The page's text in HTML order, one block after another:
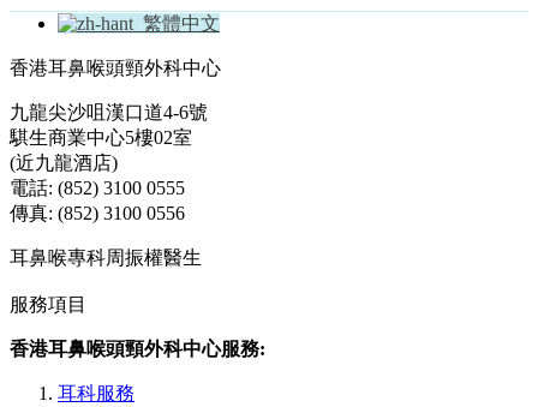
繁體中文
香港耳鼻喉頭頸外科中心
九龍尖沙咀漢口道4-6號
騏生商業中心5樓02室
(近九龍酒店)
電話: (852) 3100 0555
傳真: (852) 3100 0556
耳鼻喉專科周振權醫生
服務項目
香港耳鼻喉頭頸外科中心服務:
耳科服務